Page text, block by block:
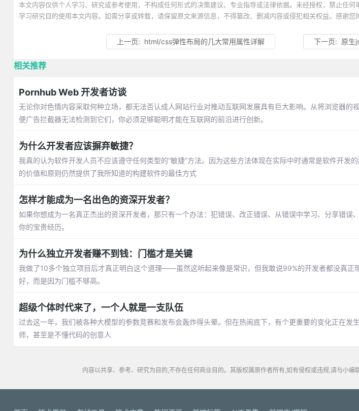
本文内容仅供个人学习、研究或参考使用，不构成任何形式的决策建议、专业指导或法律依据。未经授权，禁止任
学习研究目的使用本文内容。如需分享或转载，请保留原文来源信息，不得篡改、删减内容或侵犯相关权益。感谢您
上一页: html/css弹性布局的几大常用属性详解 下一页: 原生
相关推荐
Pornhub Web 开发者访谈
无论你对色情内容采取何种立场，都无法否认成人网站行业对推动互联网发展具有巨大影响。从将浏览器的
便广告拦截器无法检测到它们，你必须足够聪明才能在互联网的前沿进行创新。
为什么开发者应该摒弃敏捷？
我真的认为软件开发人员不应该遵守任何类型的“敏捷”方法。因为这些方法体现在实际中时通常是软件开发
的价值和原则仍然提供了我所知道的构建软件的最佳方式
怎样才能成为一名出色的资深开发者？
如果你想成为一名真正杰出的资深开发者，那只有一个办法：犯错误、改正错误、从错误中学习、分享错误
你的宝贵经历。
为什么独立开发者赚不到钱：门槛才是关键
我做了10多个独立项目后才真正明白这个道理——虽然这听起来像是常识，但我敢说99%的开发者都没真正
好，而是因为门槛不够高。
超级个体时代来了，一个人就是一支队伍
过去这一年，我们被各种大模型的参数竞赛和发布会轰炸得头晕。但在热闹底下，有个更重要的变化正在发
师，甚至是不懂代码的创意人
内容以共享、参考、研究为目的,不存在任何商业目的。其版权属原作者所有,如有侵权或违规,请与小编